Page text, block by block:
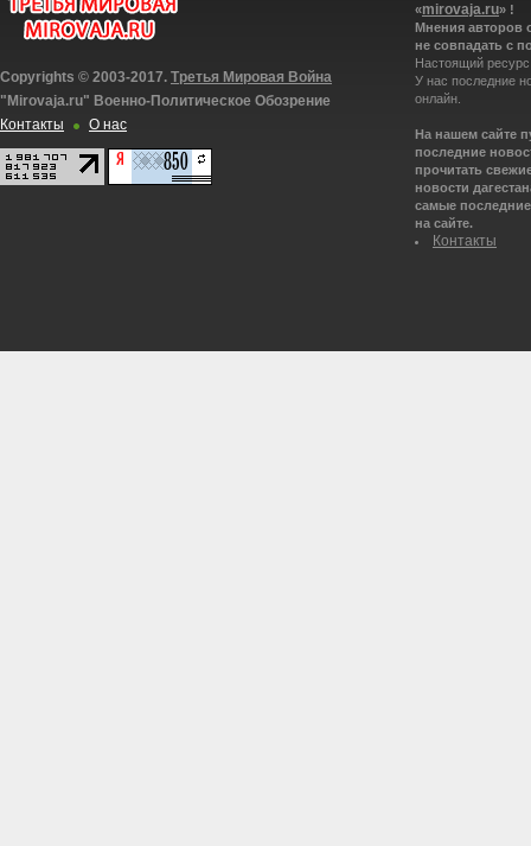
Copyrights © 2003-2017. Третья Мировая Война
"Mirovaja.ru" Военно-Политическое Обозрение
Контакты
О нас
«mirovaja.ru» !
Мнения авторов
не совпадать с
Настоящий
У нас последние
онлайн.
На нашем сайте
последние
прочитать
новости
самые
на сайте.
Контакты